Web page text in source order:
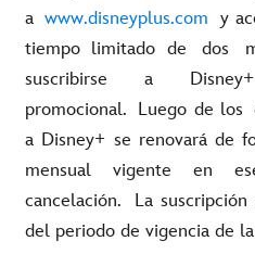
awww.disneyplus.com y
tiempo limitado de dos
suscribirse a
promocional. Luego de los
a Disney+ se renovará de
mensual vigente en
cancelación. La
del periodo de vigencia de